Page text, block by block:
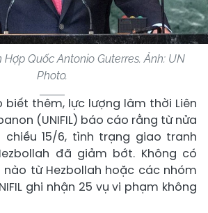
Quốc Antonio Guterres. Ảnh: UN
Photo.
biết thêm, lực lượng lâm thời Liên
(UNIFIL) báo cáo rằng từ nửa
chiều 15/6, tình trạng giao tranh
đã giảm bớt. Không có
nào từ Hezbollah hoặc các nhóm
ghi nhận 25 vụ vi phạm không